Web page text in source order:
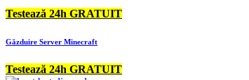
Testează 24h GRATUIT
Găzduire Server Minecraft
Testează 24h GRATUIT